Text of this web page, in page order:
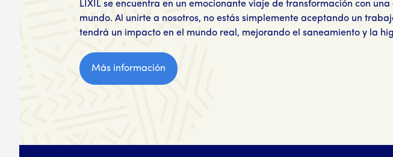
LIXIL se encuentra en un emocionante viaje de transformación con
mundo. Al unirte a nosotros, no estás simplemente aceptando un
tendrá un impacto en el mundo real, mejorando el saneamiento y la
Más información